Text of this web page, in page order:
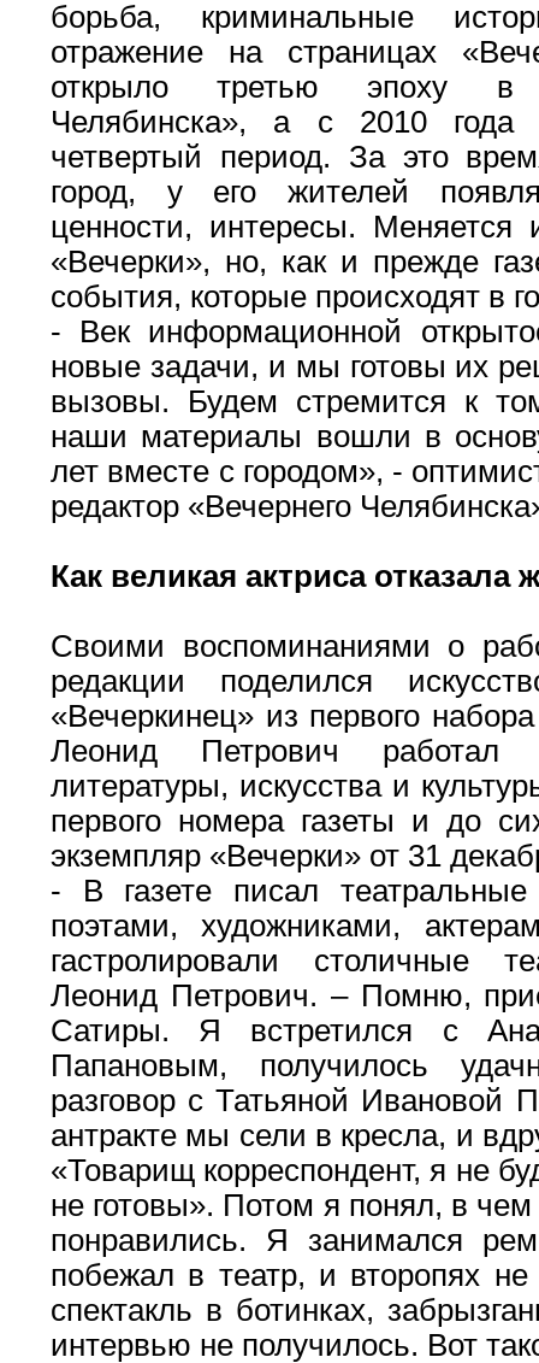
борьба, криминальные
отражение на страницах
открыло третью эпоху в
Челябинска», а с 2010 года
четвертый период. За это
город, у его жителей
ценности, интересы.
«Вечерки», но, как и прежде
события, которые происходят в
- Век информационной
новые задачи, и мы готовы их
вызовы. Будем стремится к
наши материалы вошли в
лет вместе с городом», -
редактор «Вечернего
Как великая актриса отказала
Своими воспоминаниями о
редакции поделился
«Вечеркинец» из первого
Леонид Петрович работал
литературы, искусства и
первого номера газеты и до
экземпляр «Вечерки» от 31
- В газете писал
поэтами, художниками,
гастролировали столичные
Леонид Петрович. – Помню,
Сатиры. Я встретился с
Папановым, получилось
разговор с Татьяной Ивановой
антракте мы сели в кресла, и
«Товарищ корреспондент, я не
не готовы». Потом я понял, в
понравились. Я занимался
побежал в театр, и второпях
спектакль в ботинках,
интервью не получилось. Вот